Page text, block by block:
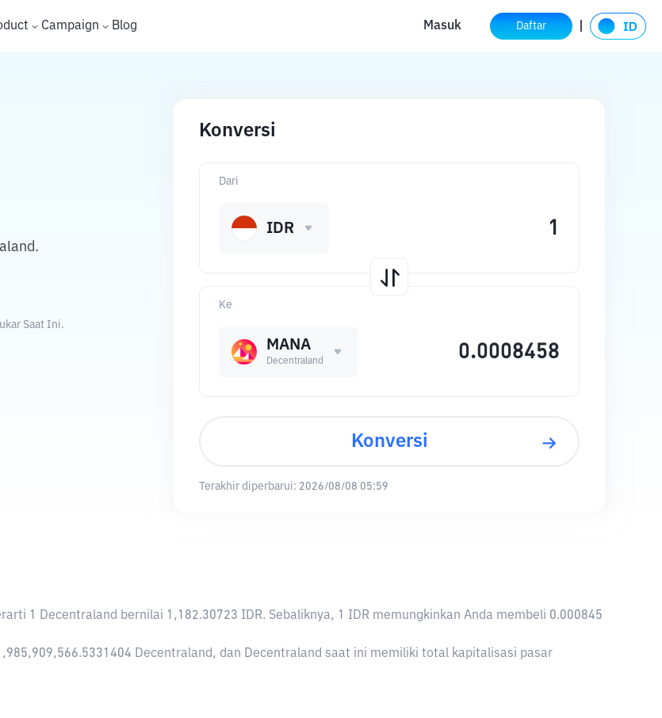
Campaign Blog Masuk Daftar
Saat Ini.
Konversi
Ke
MANA
Decentraland
Dari
IDR
Konversi
Terakhir diperbarui: 2026/08/08 05:59
1 Decentraland bernilai 1,182.30723 IDR. Sebaliknya, 1 IDR memungkinkan Anda membeli 0.000845
Decentraland, dan Decentraland saat ini memiliki total kapitalisasi pasar